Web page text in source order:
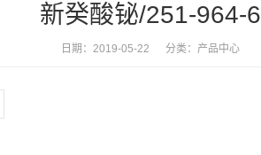
新癸酸铋/251-964-6
日期：2019-05-22 分类： 产品中心